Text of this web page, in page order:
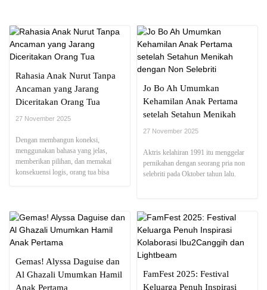
Rahasia Anak Nurut Tanpa
Ancaman yang Jarang
Diceritakan Orang Tua
27 November 2025
Dengan membangun koneksi,
menggunakan bahasa yang jelas,
memberikan pilihan, dan memakai
konsekuensi logis, orang tua bisa
Jo Bo Ah Umumkan
Kehamilan Anak Pertama
setelah Setahun Menikah
dengan Non Selebriti
27 November 2025
Aktris kelahiran 1991 itu menggelar
pernikahan dengan seorang pria non
selebriti pada Oktober tahun lalu.
Gemas! Alyssa Daguise dan
Al Ghazali Umumkan Hamil
Anak Pertama
FamFest 2025: Festival
Keluarga Penuh Inspirasi